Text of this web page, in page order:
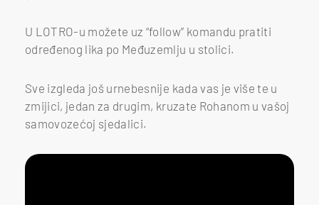
U LOTRO-u možete uz “follow” komandu pratiti
određenog lika po Međuzemlju u stolici.
Sve izgleda još urnebesnije kada vas je više te u
zmijici, jedan za drugim, kruzate Rohanom u vašoj
samovozećoj sjedalici.